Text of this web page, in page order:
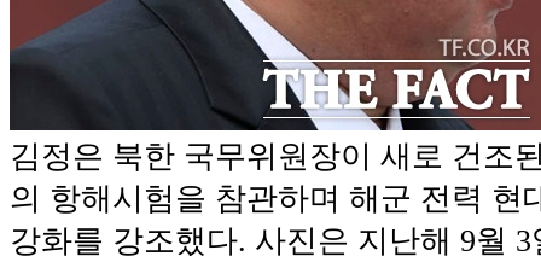
김정은 북한 국무위원장이 새로 건조
의 항해시험을 참관하며 해군 전력 현
강화를 강조했다. 사진은 지난해 9월